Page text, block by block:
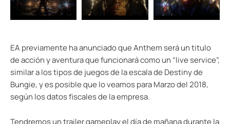
EA previamente ha anunciado que Anthem será un titulo
de acción y aventura que funcionará como un “live service”,
similar a los tipos de juegos de la escala de Destiny de
Bungie, y es posible que lo veamos para Marzo del 2018,
según los datos fiscales de la empresa.
Tendremos un trailer gameplay el día de mañana durante la